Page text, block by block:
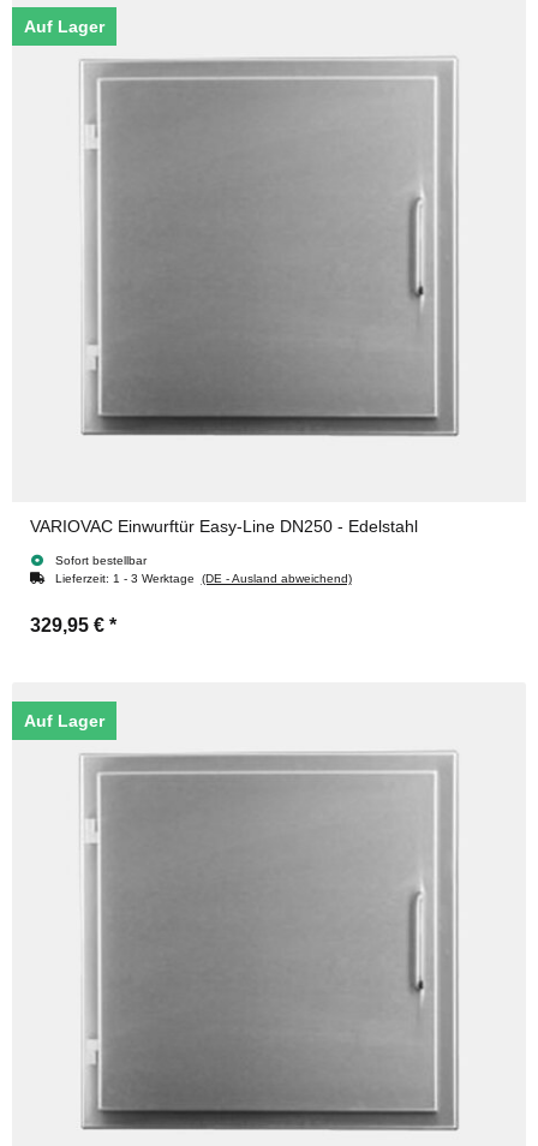
Auf Lager
VARIOVAC Einwurftür Easy-Line DN250 - Edelstahl
Sofort bestellbar
Lieferzeit: 1 - 3 Werktage (DE - Ausland abweichend)
329,95 € *
Auf Lager